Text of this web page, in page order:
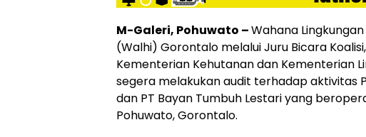
M-Galeri, Pohuwato –Wahana
(Walhi) Gorontalo melalui Juru Bicara
Kementerian Kehutanan dan Kementerian
segera melakukan audit terhadap aktivitas
dan PT Bayan Tumbuh Lestari yang
Pohuwato, Gorontalo.